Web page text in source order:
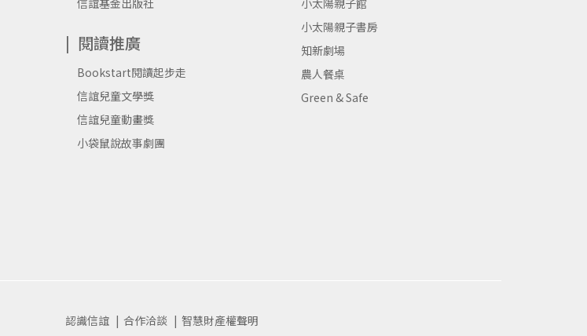
閱讀推廣
Bookstart閱讀起步走
信誼兒童文學獎
信誼兒童動畫獎
小袋鼠說故事劇團
小太陽親子書房
知新劇場
農人餐桌
Green & Safe
認識信誼 合作洽談 智慧財產權聲明